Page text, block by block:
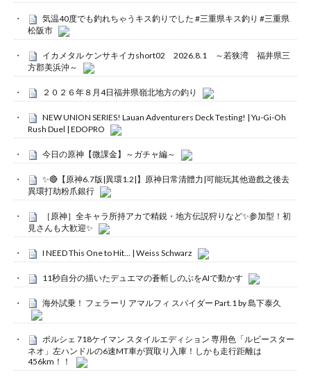
気温40度でも釣れちゃうキス釣りでした #三重県キス釣り #三重県
松阪市
イカメタル ケンサキイカshort02 2026.8.1 ～若狭湾 福井県三
方郡美浜沖～
２０２６年８月4日福井県嶺北地方の釣り
NEW UNION SERIES! Lauan Adventurers Deck Testing! | Yu-Gi-Oh
Rush Duel | EDOPRO
今日の原神【微課金】～ガチャ編～
✨🔴【原神6.7版|異環1.2|】原神日常清體力|可能玩其他遊戲之後去
異環打劫粉爪銀行
［原神］全キャラ所持アカで精鋭・地方伝説狩りなど✨参加型！初
見さんも大歓迎✨
I NEED This One to Hit… | Weiss Schwarz
11秒自分の描いたデュエマの蒼斬しのぶをAIで動かす
海外試乗！ フェラーリ アマルフィ スパイダー Part.1 by 島下泰久
ポルシェ 718ケイマン スタイルエディション 専用色「ルビースター
ネオ」左ハンドルの6速MT車が買取り入庫！しかも走行距離は
456km！！